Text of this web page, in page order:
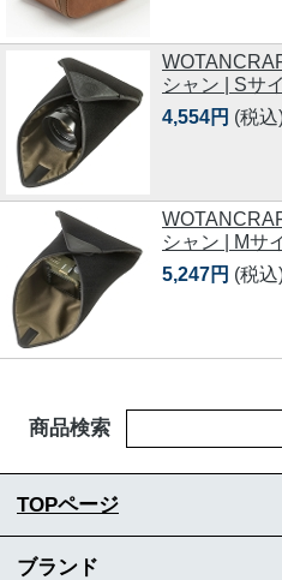
シャン | Sサ
4,554円 (税込
シャン | Mサ
5,247円 (税込
商品検索
TOPページ
ブランド